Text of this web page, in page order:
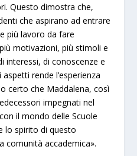
Questo dimostra che,
che aspirano ad entrare
più lavoro da fare
motivazioni, più stimoli e
interessi, di conoscenze e
rende l’esperienza
certo che Maddalena, così
impegnati nel
il mondo delle Scuole
lo spirito di questo
comunità accademica».